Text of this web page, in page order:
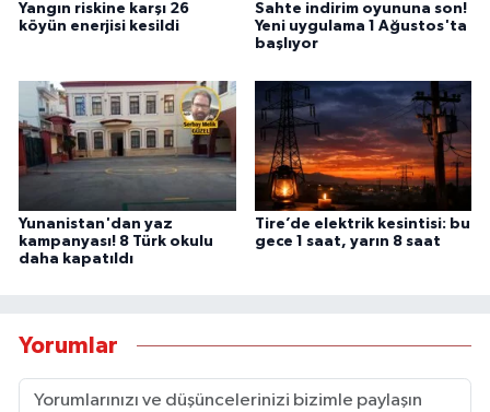
Yangın riskine karşı 26
köyün enerjisi kesildi
Sahte indirim oyununa son!
Yeni uygulama 1 Ağustos'ta
başlıyor
Yunanistan'dan yaz
kampanyası! 8 Türk okulu
daha kapatıldı
Tire’de elektrik kesintisi: bu
gece 1 saat, yarın 8 saat
Yorumlar